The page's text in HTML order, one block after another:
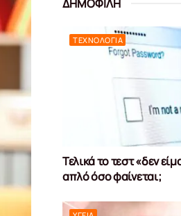
ΔΗΜΟΦΙΛΗ
ΤΕΧΝΟΛΟΓΊΑ
Τελικά το τεστ «δεν
απλό όσο φαίνεται;